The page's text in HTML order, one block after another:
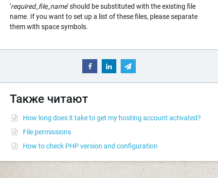
'required_file_name' should be substituted with the existing file
name. If you want to set up a list of these files, please separate
them with space symbols.
Также читают
How long does it take to get my hosting account activated?
File permissions
How to check PHP version and configuration